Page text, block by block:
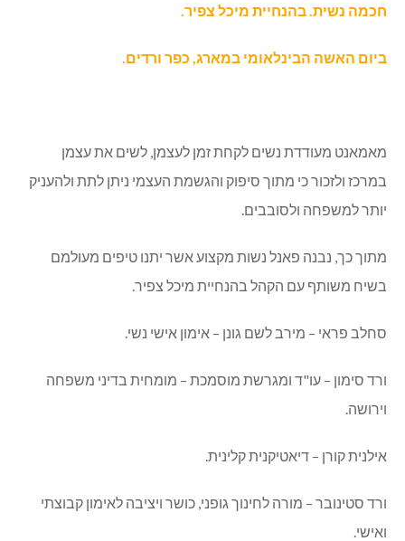
חכמה נשית. בהנחיית מיכל צפיר.
ביום האשה הבינלאומי במארג, כפר ורדים.
מאמאנט מעודדת נשים לקחת זמן לעצמן, לשים את עצמן
במרכז ולזכור כי מתוך סיפוק והגשמת העצמי ניתן לתת ולהעניק
יותר למשפחה ולסובבים.
מתוך כך, נבנה פאנל נשות מקצוע אשר יתנו טיפים מעולמם
בשיח משותף עם הקהל בהנחיית מיכל צפיר.
סחלב פראי – מירב לשם גונן – אימון אישי נשי.
ורד סימון – עו"ד ומגרשת מוסמכת – מומחית בדיני משפחה
וירושה.
אילנית קורן – דיאטיקנית קלינית.
ורד סטינובר – מורה לחינוך גופני, כושר ויציבה לאימון קבוצתי
ואישי.